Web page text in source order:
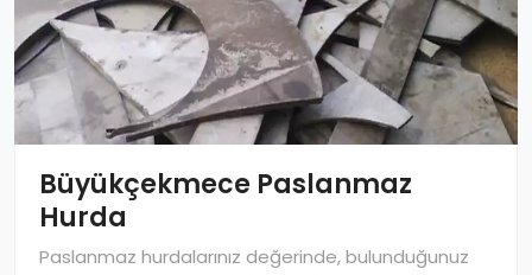
Büyükçekmece Paslanmaz
Hurda
Paslanmaz hurdalarınız değerinde, bulunduğunuz